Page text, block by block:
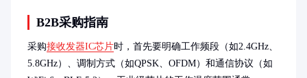
B2B采购指南
采购接收发器IC芯片时，首先要明确工作频段（如2.4GHz、
5.8GHz）、调制方式（如QPSK、OFDM）和通信协议（如